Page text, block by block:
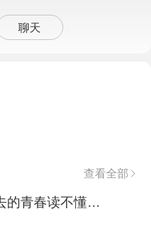
聊天
查看全部
华语民谣，回不去的青春读不懂的诗